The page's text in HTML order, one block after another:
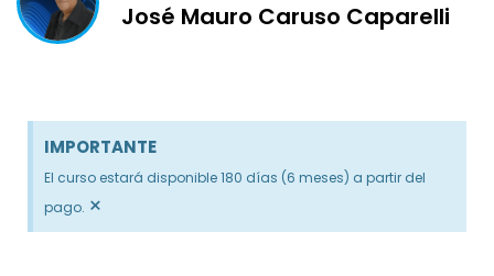
José Mauro Caruso Caparelli
IMPORTANTE
El curso estará disponible 180 días (6 meses) a partir del
pago. ×